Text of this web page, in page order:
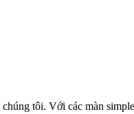
tôi. Với các màn